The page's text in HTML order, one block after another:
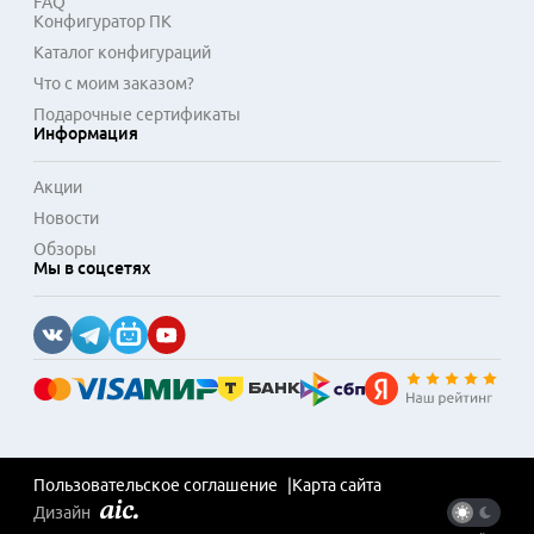
Конфигуратор ПК
Каталог конфигураций
Что с моим заказом?
Подарочные сертификаты
Информация
Акции
Новости
Обзоры
Мы в соцсетях
Пользовательское соглашение
Карта сайта
Дизайн